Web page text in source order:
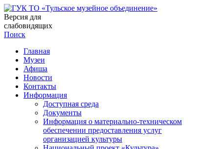
Версия для
слабовидящих
Поиск
Главная
Музеи
Афиша
Новости
Контакты
Информация
Доступная среда
Документы
Информация о материально-техническом
обеспечении предоставления услуг
организацией культуры